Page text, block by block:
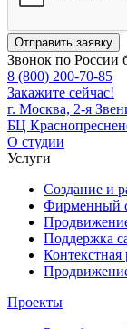
Отправить заявку
Звонок по России
8 (800) 200-70-85
Закажите сейчас!
г. Москва, 2-я
БЦ
О студии
Услуги
Создание и
Фирменный
Поддержка
Контекстная
Проекты